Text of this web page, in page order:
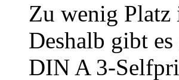
Zu wenig Platz
Deshalb gibt
DIN A 3-